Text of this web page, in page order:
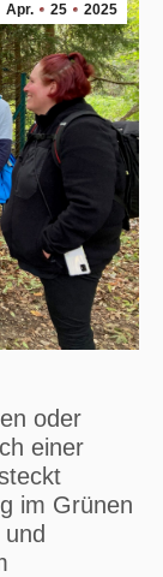
Apr. 25 2025
oder
einer
im Grünen